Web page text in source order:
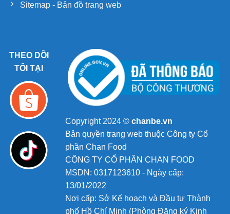
Sitemap - Bản đồ trang web
THEO DÕI
TÔI TẠI
Copyright 2024 © chanbe.vn
Bản quyền trang web thuộc Công ty Cổ
phần Chan Food
CÔNG TY CỔ PHẦN CHAN FOOD
MSDN: 0317123610 - Ngày cấp:
13/01/2022
Nơi cấp: Sở Kế hoạch và Đầu tư Thành
phố Hồ Chí Minh (Phòng Đăng ký Kinh